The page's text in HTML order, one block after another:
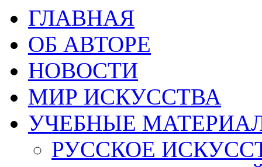
ГЛАВНАЯ
ОБ АВТОРЕ
НОВОСТИ
МИР ИСКУССТВА
УЧЕБНЫЕ
РУССКОЕ